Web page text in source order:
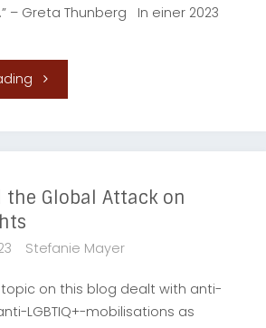
– Greta Thunberg In einer 2023
"Österreich
Verletzung
von
Fehlen
the Global Attack on
Stefanie Mayer
on this blog dealt with anti-
LGBTIQ+-mobilisations as